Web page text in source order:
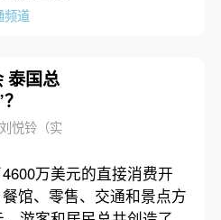
频道
泰国总
悦铃（实
万美元的直接消费开
馆、零售、交通和景点方